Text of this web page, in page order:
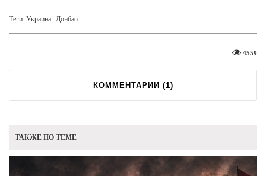
Теги: Украина Донбасс
4559
КОММЕНТАРИИ (1)
ТАКЖЕ ПО ТЕМЕ